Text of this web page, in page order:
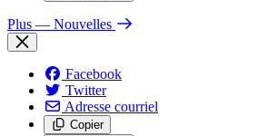
Plus — Nouvelles
Facebook
Twitter
Adresse courriel
Copier